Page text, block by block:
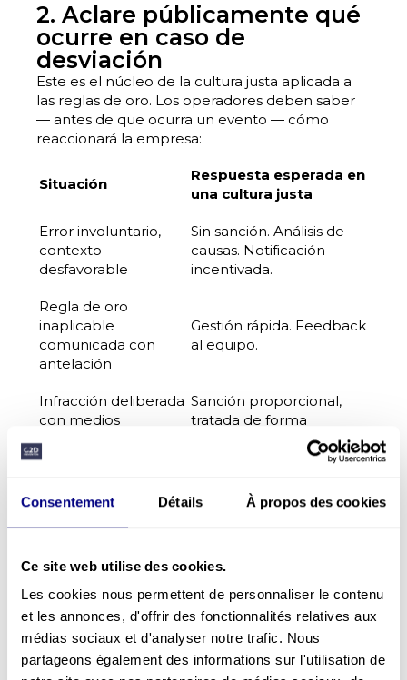
Consentement Détails À propos des cookies
Ce site web utilise des cookies.
Les cookies nous permettent de personnaliser le contenu
et les annonces, d'offrir des fonctionnalités relatives aux
médias sociaux et d'analyser notre trafic. Nous
partageons également des informations sur l'utilisation de
2. Aclare públicamente qué
ocurre en caso de
desviación
Este es el núcleo de la cultura justa aplicada a
las reglas de oro. Los operadores deben saber
— antes de que ocurra un evento — cómo
reaccionará la empresa:
Situación
Respuesta esperada en
una cultura justa
Error involuntario,
contexto
desfavorable
Sin sanción. Análisis de
causas. Notificación
incentivada.
Regla de oro
inaplicable
comunicada con
antelación
Gestión rápida. Feedback
al equipo.
Infracción deliberada
con medios
disponibles
Sanción proporcional,
tratada de forma
coherente y previsible.
notificar en lugar de ocultar. Es también el
[acompañamiento en
cultura de seguridad →
3/]: construir las condiciones organizativas de la
confianza antes de desplegar las herramientas.
3. Forme a sus mandos
intermedios para distinguir
error de infracción